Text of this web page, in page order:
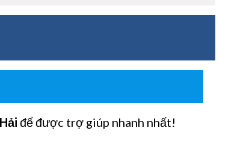
để được trợ giúp nhanh nhất!